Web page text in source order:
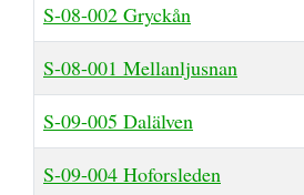
S-08-002 Gryckån
S-08-001 Mellanljusnan
S-09-005 Dalälven
S-09-004 Hoforsleden
Schuhe / Stiefel